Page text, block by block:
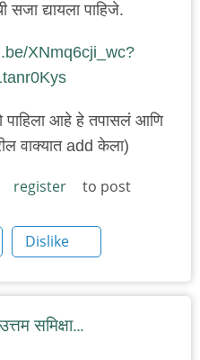
सजा द्यायला पाहिजे.
XNmq6cji_wc?
पाहिला आहे हे तपासलं आणि
वाक्यात add केला)
register
to post
Dislike
समिक्षा…